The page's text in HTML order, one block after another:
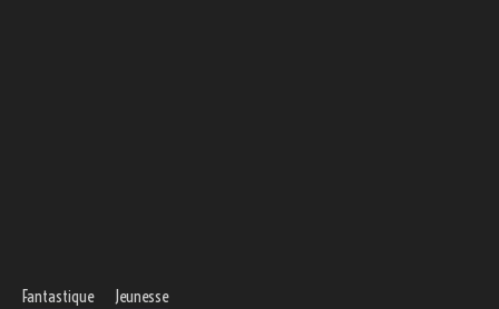
Fantastique Jeunesse